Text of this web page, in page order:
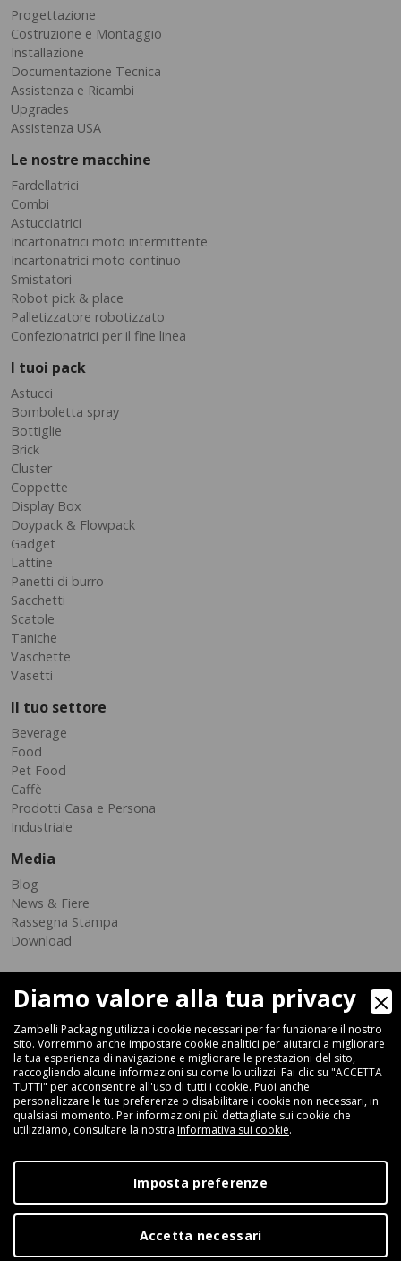
Progettazione
Costruzione e Montaggio
Installazione
Documentazione Tecnica
Assistenza e Ricambi
Upgrades
Assistenza USA
Le nostre macchine
Fardellatrici
Combi
Astucciatrici
Incartonatrici moto intermittente
Incartonatrici moto continuo
Smistatori
Robot pick & place
Palletizzatore robotizzato
Confezionatrici per il fine linea
I tuoi pack
Astucci
Bomboletta spray
Bottiglie
Brick
Cluster
Coppette
Display Box
Doypack & Flowpack
Gadget
Lattine
Panetti di burro
Sacchetti
Scatole
Taniche
Vaschette
Vasetti
Il tuo settore
Beverage
Food
Pet Food
Caffè
Prodotti Casa e Persona
Industriale
Media
Blog
News & Fiere
Rassegna Stampa
Download
Via Ferrara 35-41, 40018 San Pietro In Casale (Bologna) - ITALIA
Fax +39 051 66 68 369
+39 051 66 61 782
P.IVA IT 04212281200 - REA BO-576815
|
Diamo valore alla tua privacy
Zambelli Packaging utilizza i cookie necessari per far funzionare il nostro
sito. Vorremmo anche impostare cookie analitici per aiutarci a migliorare
la tua esperienza di navigazione e migliorare le prestazioni del sito,
raccogliendo alcune informazioni su come lo utilizzi. Fai clic su "ACCETTA
TUTTI" per acconsentire all'uso di tutti i cookie. Puoi anche
personalizzare le tue preferenze o disabilitare i cookie non necessari, in
qualsiasi momento. Per informazioni più dettagliate sui cookie che
utilizziamo, consultare la nostra informativa sui cookie.
Imposta preferenze
Accetta necessari